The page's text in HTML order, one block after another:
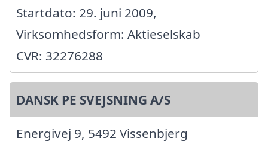
Startdato: 29. juni 2009,
Virksomhedsform: Aktieselskab
CVR: 32276288
DANSK PE SVEJSNING A/S
Energivej 9, 5492 Vissenbjerg